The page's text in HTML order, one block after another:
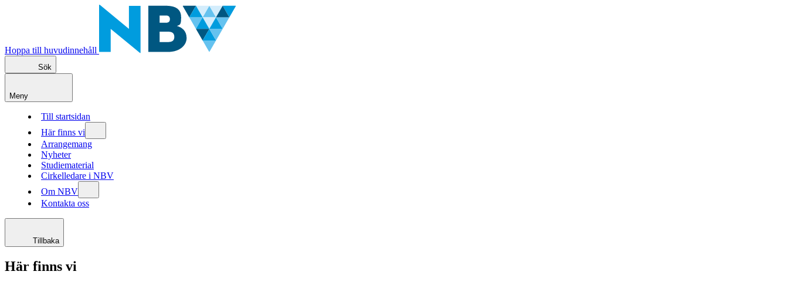
Hoppa till huvudinnehåll
Sök
Meny
Till startsidan
Här finns vi
Arrangemang
Nyheter
Studiematerial
Cirkelledare i NBV
Om NBV
Kontakta oss
Tillbaka
Här finns vi